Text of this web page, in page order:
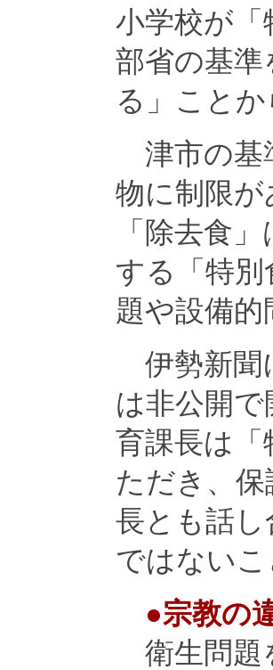
小学校が
部省の基
る」こと
津市の基
物に制限
「除去食
する「特
題や設備
伊勢新聞
は非公開
育課長は
ただき、
長とも話
ではない
●宗教の
衛生問題